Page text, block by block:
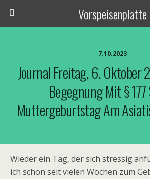
Vorspeisenplatte
7.10.2023
Journal Freitag, 6. Oktober
Begegnung Mit §
Muttergeburtstag Am
Wieder ein Tag, der sich stressig
ich schon seit vielen Wochen zum